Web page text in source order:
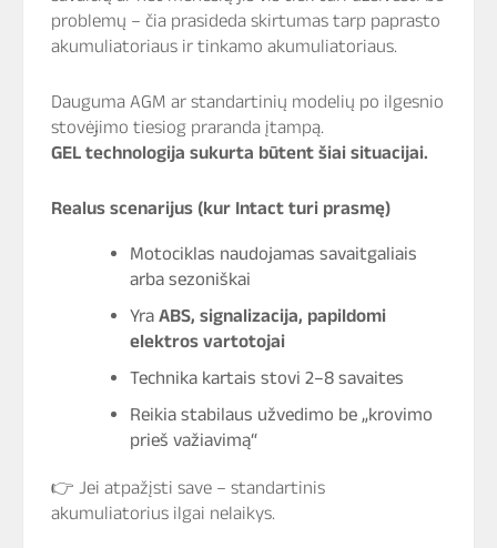
problemų – čia prasideda skirtumas tarp paprasto
akumuliatoriaus ir tinkamo akumuliatoriaus.
Dauguma AGM ar standartinių modelių po ilgesnio
stovėjimo tiesiog praranda įtampą.
GEL technologija sukurta būtent šiai situacijai.
Realus scenarijus (kur Intact turi prasmę)
Motociklas naudojamas savaitgaliais
arba sezoniškai
Yra ABS, signalizacija, papildomi
elektros vartotojai
Technika kartais stovi 2–8 savaites
Reikia stabilaus užvedimo be „krovimo
prieš važiavimą“
👉 Jei atpažįsti save – standartinis
akumuliatorius ilgai nelaikys.